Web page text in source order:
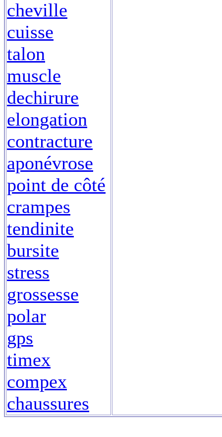
cheville
cuisse
talon
muscle
dechirure
elongation
contracture
aponévrose
point de côté
crampes
tendinite
bursite
stress
grossesse
polar
gps
timex
compex
chaussures